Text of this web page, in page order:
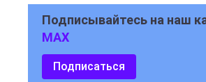
Подписывайтесь на наш
MAX
Подписаться